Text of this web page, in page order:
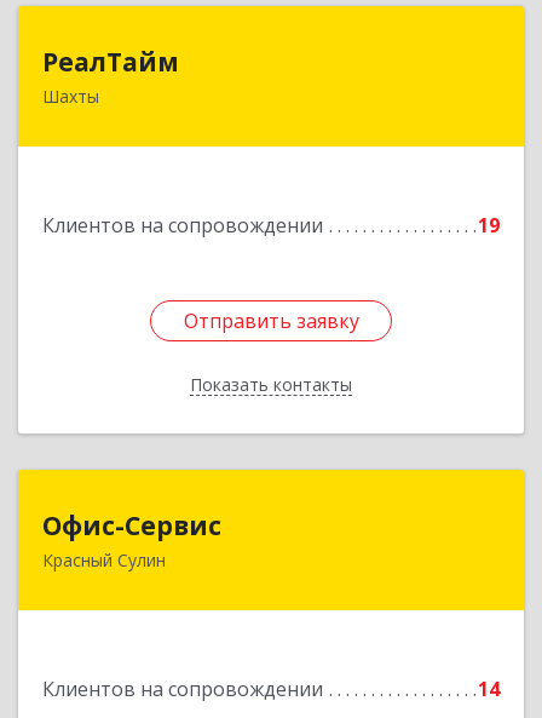
РеалТайм
Шахты
Клиентов на сопровождении 19
Отправить заявку
Показать контакты
Отправить заявку
Назад
Офис-Сервис
Красный Сулин
Клиентов на сопровождении 14
346350, Ростовская обл, р-н Красносулинский,